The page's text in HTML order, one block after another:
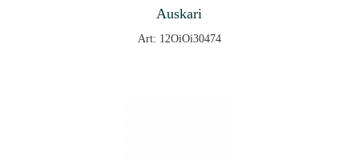
Auskari
Art: 12OiOi30474